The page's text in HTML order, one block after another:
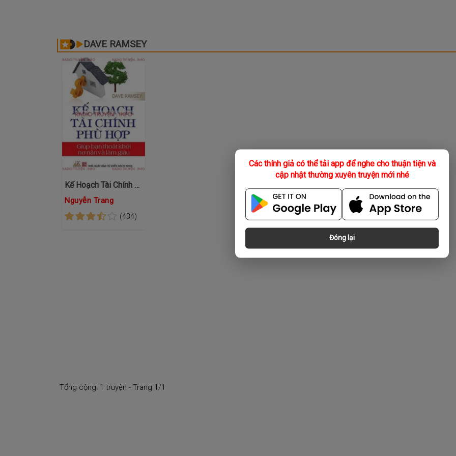
Các thính giả có thể tải app để nghe cho thuận tiện và
cập nhật thường xuyên truyện mới nhé
Đóng lại
DAVE RAMSEY
Kế Hoạch Tài Chính Phù Hợp
Nguyễn Trang
(434)
Tổng cộng: 1 truyện - Trang 1/1